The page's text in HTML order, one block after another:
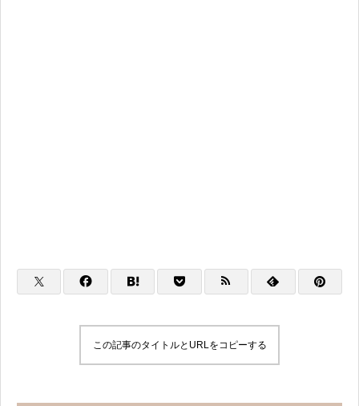
この記事のタイトルとURLをコピーする